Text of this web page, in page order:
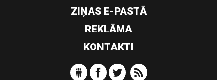
ZIŅAS E-PASTĀ
REKLĀMA
KONTAKTI